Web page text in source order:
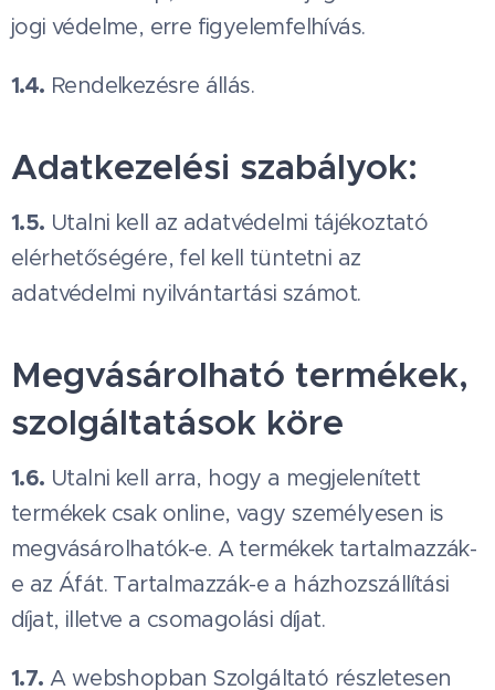
jogi védelme, erre figyelemfelhívás.
1.4. Rendelkezésre állás.
Adatkezelési szabályok:
1.5. Utalni kell az adatvédelmi tájékoztató
elérhetőségére, fel kell tüntetni az
adatvédelmi nyilvántartási számot.
Megvásárolható termékek,
szolgáltatások köre
1.6. Utalni kell arra, hogy a megjelenített
termékek csak online, vagy személyesen is
megvásárolhatók-e. A termékek tartalmazzák-
e az Áfát. Tartalmazzák-e a házhozszállítási
díjat, illetve a csomagolási díjat.
1.7. A webshopban Szolgáltató részletesen